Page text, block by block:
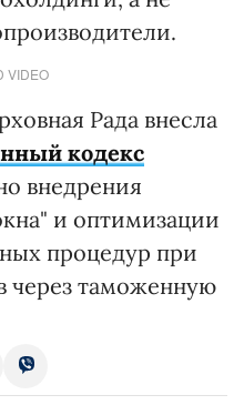
VIDEO
Рада внесла
кодекс
внедрения
и оптимизации
процедур при
через таможенную